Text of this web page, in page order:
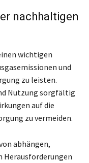
nachhaltigen
wichtigen
und
zu leisten.
Nutzung sorgfältig
auf die
zu vermeiden.
abhängen,
Herausforderungen